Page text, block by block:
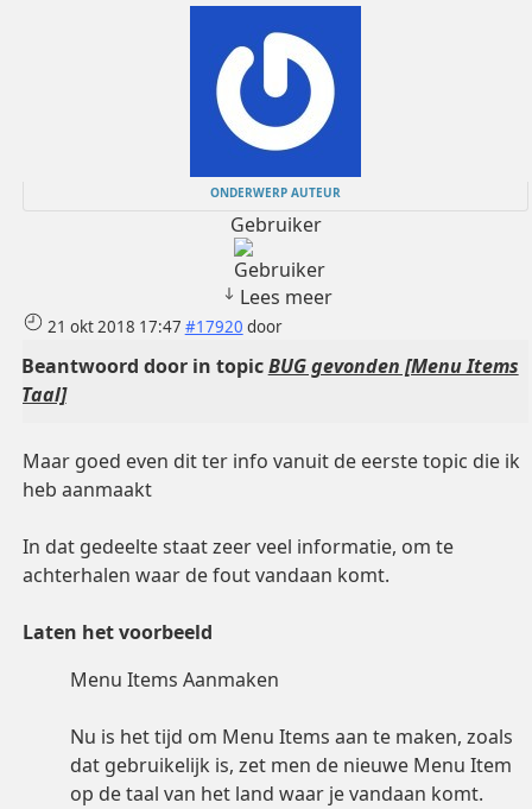
ONDERWERP AUTEUR
Gebruiker
Lees meer
21 okt 2018 17:47 #17920 door
Beantwoord door in topicBUG gevonden [Menu Items
Taal]
Maar goed even dit ter info vanuit de eerste topic die ik
heb aanmaakt
In dat gedeelte staat zeer veel informatie, om te
achterhalen waar de fout vandaan komt.
Laten het voorbeeld
Menu Items Aanmaken
Nu is het tijd om Menu Items aan te maken, zoals
dat gebruikelijk is, zet men de nieuwe Menu Item
op de taal van het land waar je vandaan komt.